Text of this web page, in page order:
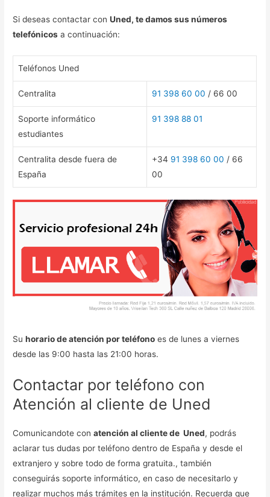
Si deseas contactar conUned, te damos sus números
telefónicos a continuación:
Teléfonos Uned
Centralita 91 398 60 00 / 66 00
Soporte informático
estudiantes
91 398 88 01
Centralita desde fuera de
España
+34 91 398 60 00 / 66
00
Suhorario de atención por teléfono es de lunes a viernes
desde las 9:00 hasta las 21:00 horas.
Contactar por teléfono con
Atención al cliente de Uned
Comunicandote conatención al cliente de Uned, podrás
aclarar tus dudas por teléfono dentro de España y desde el
extranjero y sobre todo de forma gratuita., también
conseguirás soporte informático, en caso de necesitarlo y
realizar muchos más trámites en la institución. Recuerda que